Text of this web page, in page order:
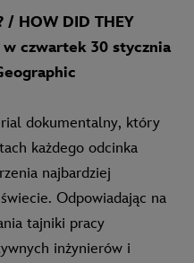
/ HOW DID THEY
czwartek 30 stycznia
dokumentalny, który
każdego odcinka
najbardziej
Odpowiadając na
tajniki pracy
inżynierów i